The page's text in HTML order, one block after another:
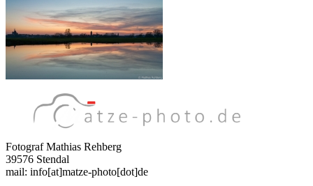
Fotograf Mathias Rehberg
39576 Stendal
mail: info[at]matze-photo[dot]de